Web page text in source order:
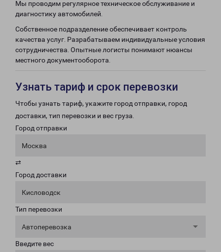
Мы проводим регулярное техническое обслуживание и
диагностику автомобилей.
Собственное подразделение обеспечивает контроль
качества услуг. Разрабатываем индивидуальные условия
сотрудничества. Опытные логисты понимают нюансы
местного документооборота.
Узнать тариф и срок перевозки
Чтобы узнать тариф, укажите город отправки, город
доставки, тип перевозки и вес груза.
Город отправки
Москва
⇄
Город доставки
Кисловодск
Тип перевозки
Автоперевозка
Введите вес